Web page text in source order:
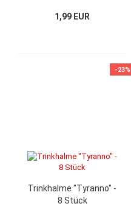
1,99 EUR
-23%
Trinkhalme "Tyranno" -
8 Stück